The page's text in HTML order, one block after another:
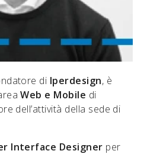
di Iperdesign, è
Web e Mobile di
dell’attività della sede di
Interface Designer per